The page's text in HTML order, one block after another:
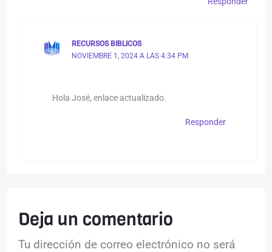
RECURSOS BIBLICOS
NOVIEMBRE 1, 2024 A LAS 4:34 PM
Hola José, enlace actualizado.
Responder
Deja un comentario
Tu dirección de correo electrónico no será